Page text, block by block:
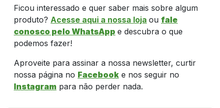
Ficou interessado e quer saber mais sobre algum
produto? Acesse aqui a nossa loja ou fale
conosco pelo WhatsApp e descubra o que
podemos fazer!
Aproveite para assinar a nossa newsletter, curtir
nossa página no Facebook e nos seguir no
Instagram para não perder nada.